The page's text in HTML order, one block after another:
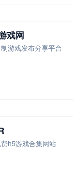
戏网
游戏发布分享平台
h5游戏合集网站